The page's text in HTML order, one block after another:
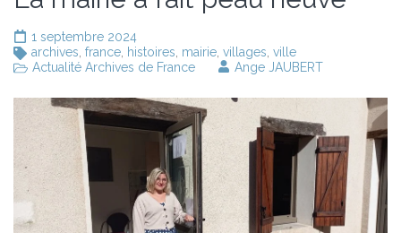
1 septembre 2024
archives france histoires mairie villages ville
Actualité Archives de France
Ange JAUBERT